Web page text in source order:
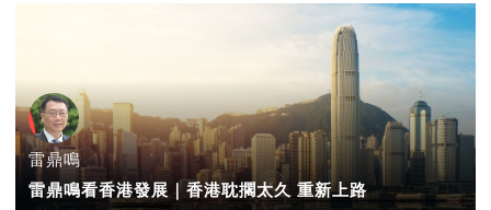
雷鼎鳴
雷鼎鳴看香港發展｜香港耽擱太久 重新上路